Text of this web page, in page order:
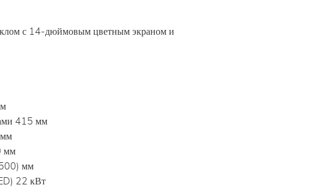
с 14-дюймовым цветным экраном и
415 мм
мм
мм
мм
22 кВт